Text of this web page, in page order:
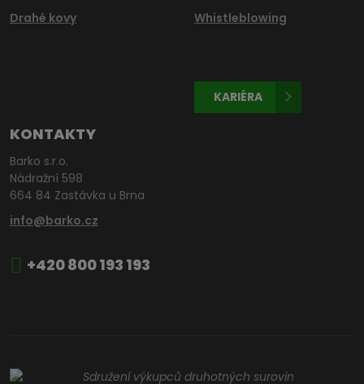
Drahé kovy
Whistleblowing
KARIÉRA
KONTAKTY
Barko s.r.o.
Nádražní 598
664 84 Zastávka u Brna
info@barko.cz
+420 800 193 193